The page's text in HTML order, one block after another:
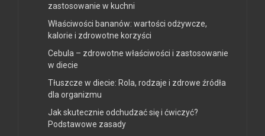
zastosowanie w kuchni
Właściwości bananów: wartości odżywcze,
kalorie i zdrowotne korzyści
Cebula – zdrowotne właściwości i zastosowanie
w diecie
Tłuszcze w diecie: Rola, rodzaje i zdrowe źródła
dla organizmu
Jak skutecznie odchudzać się i ćwiczyć?
Podstawowe zasady